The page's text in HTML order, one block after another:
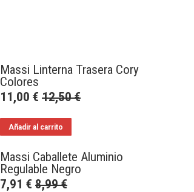
Massi Linterna Trasera Cory
Colores
11,00€ 12,50€
Añadir al carrito
Massi Caballete Aluminio
Regulable Negro
7,91€ 8,99€